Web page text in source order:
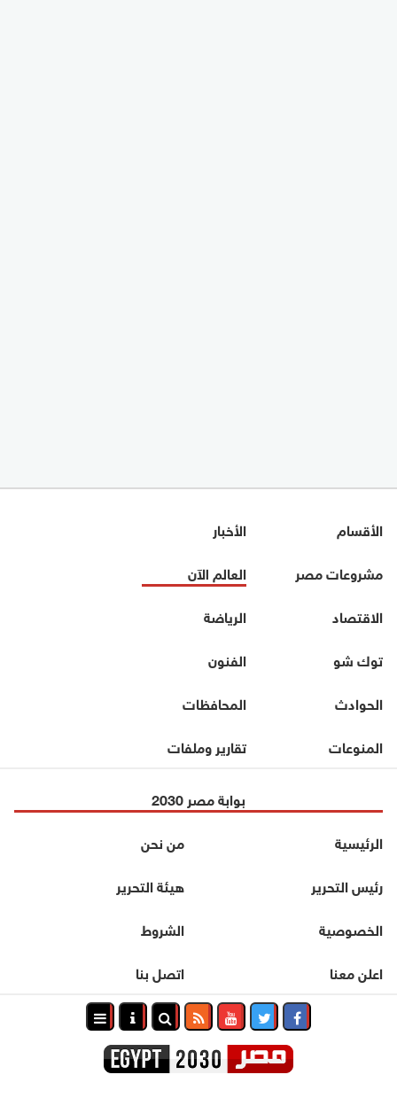
الأقسام
الأخبار
مشروعات مصر
العالم الآن
الاقتصاد
الرياضة
توك شو
الفنون
الحوادث
المحافظات
المنوعات
تقارير وملفات
بوابة مصر 2030
الرئيسية
من نحن
رئيس التحرير
هيئة التحرير
الخصوصية
الشروط
اعلن معنا
اتصل بنا